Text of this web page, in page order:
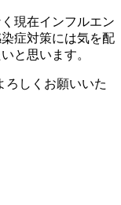
現在インフルエン
症対策には気を配
と思います。
ろしくお願いいた